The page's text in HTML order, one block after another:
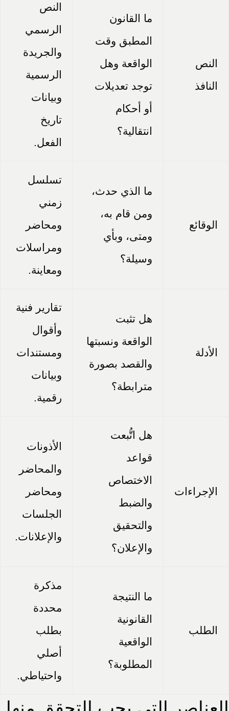
النص
النافذ
ما القانون
المطبق وقت
الواقعة وهل
توجد تعديلات
أو أحكام
انتقالية؟
النص
الرسمي
والجريدة
الرسمية
وبيانات
تاريخ
الفعل.
الوقائع
ما الذي حدث،
ومن قام به،
ومتى، وبأي
وسيلة؟
تسلسل
زمني
ومحاضر
ومراسلات
ومعاينة.
الأدلة
هل تثبت
الواقعة ونسبتها
والقصد بصورة
مترابطة؟
تقارير فنية
وأقوال
ومستندات
وبيانات
رقمية.
الإجراءات
هل اتُّبعت
قواعد
الاختصاص
والضبط
والتحقيق
والإعلان؟
الأذونات
والمحاضر
ومحاضر
الجلسات
والإعلانات.
الطلب
ما النتيجة
القانونية
الواقعية
المطلوبة؟
مذكرة
محددة
بطلب
أصلي
واحتياطي.